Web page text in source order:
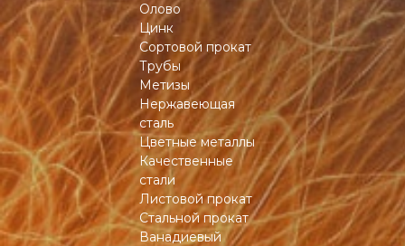
Олово
Цинк
Сортовой прокат
Трубы
Метизы
Нержавеющая
сталь
Цветные металлы
Качественные
стали
Листовой прокат
Стальной прокат
Ванадиевый